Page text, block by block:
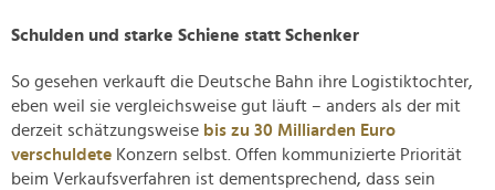
Schulden und starke Schiene statt Schenker
So gesehen verkauft die Deutsche Bahn ihre Logistiktochter,
eben weil sie vergleichsweise gut läuft – anders als der mit
derzeit schätzungsweise bis zu 30 Milliarden Euro
verschuldete Konzern selbst. Offen kommunizierte Priorität
beim Verkaufsverfahren ist dementsprechend, dass sein